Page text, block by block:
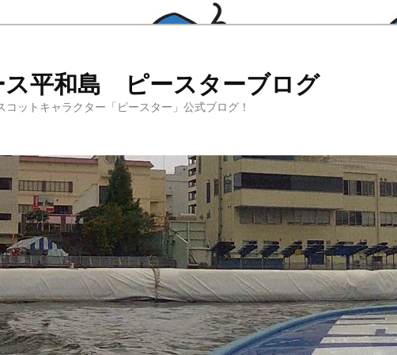
ス平和島 ピースターブログ
ットキャラクター「ピースター」公式ブログ！